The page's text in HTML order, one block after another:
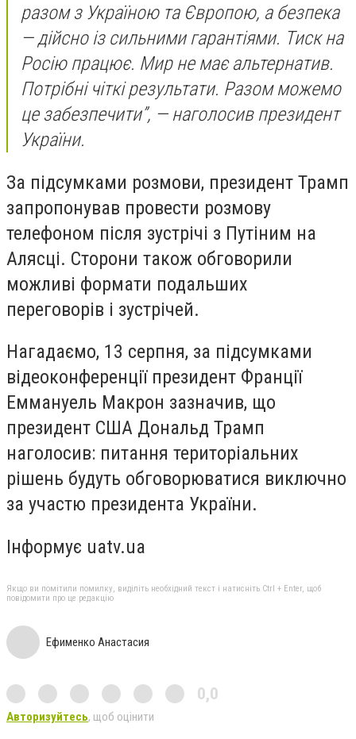
разом з Україною та Європою, а безпека
— дійсно із сильними гарантіями. Тиск на
Росію працює. Мир не має альтернатив.
Потрібні чіткі результати. Разом можемо
це забезпечити”, — наголосив президент
України.
За підсумками розмови, президент Трамп
запропонував провести розмову
телефоном після зустрічі з Путіним на
Алясці. Сторони також обговорили
можливі формати подальших
переговорів і зустрічей.
Нагадаємо, 13 серпня, за підсумками
відеоконференції президент Франції
Еммануель Макрон зазначив, що
президент США Дональд Трамп
наголосив: питання територіальних
рішень будуть обговорюватися виключно
за участю президента України.
Інформує uatv.ua
Якщо ви помітили помилку, виділіть необхідний текст і натисніть Ctrl + Enter, щоб
повідомити про це редакцію
Ефименко Анастасия
0,0
Авторизуйтесь, щоб оцінити